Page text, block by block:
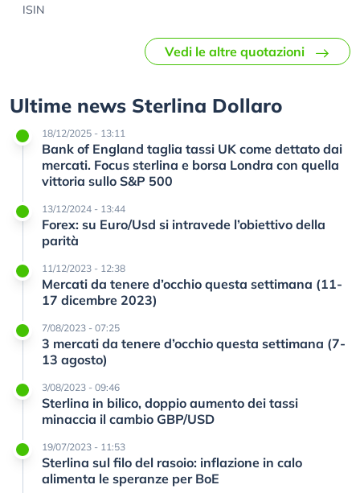
ISIN
Vedi le altre quotazioni
Ultime news Sterlina Dollaro
18/12/2025 - 13:11
Bank of England taglia tassi UK come dettato dai
mercati. Focus sterlina e borsa Londra con quella
vittoria sullo S&P 500
13/12/2024 - 13:44
Forex: su Euro/Usd si intravede l’obiettivo della
parità
11/12/2023 - 12:38
Mercati da tenere d’occhio questa settimana (11-
17 dicembre 2023)
7/08/2023 - 07:25
3 mercati da tenere d’occhio questa settimana (7-
13 agosto)
3/08/2023 - 09:46
Sterlina in bilico, doppio aumento dei tassi
minaccia il cambio GBP/USD
19/07/2023 - 11:53
Sterlina sul filo del rasoio: inflazione in calo
alimenta le speranze per BoE